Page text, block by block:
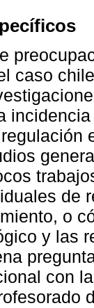
caso
de
o
y las
con